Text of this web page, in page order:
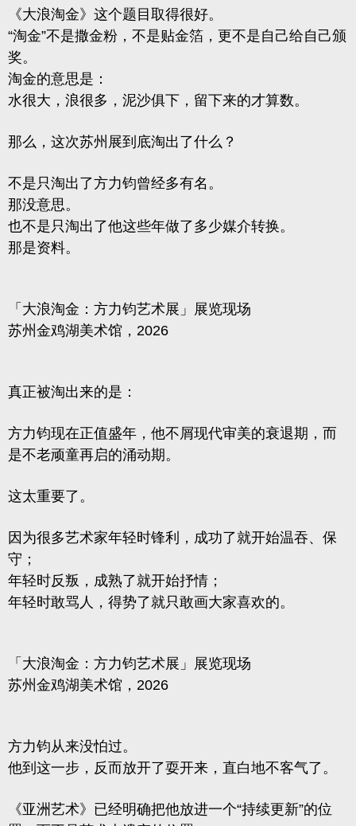
《大浪淘金》这个题目取得很好。
“淘金”不是撒金粉，不是贴金箔，更不是自己给自己颁
奖。
淘金的意思是：
水很大，浪很多，泥沙俱下，留下来的才算数。
那么， 这次苏州展到底淘出了什么？
不是只淘出了方力钧曾经多有名。
那没意思。
也不是只淘出了他这些年做了多少媒介转换。
那是资料。
「大浪淘金：方力钧艺术展」展览现场
苏州金鸡湖美术馆，2026
真正被淘出来的是：
方力钧现在正值盛年，他不屑现代审美的衰退期，而
是不老顽童再启的涌动期。
这太重要了。
因为很多艺术家年轻时锋利，成功了就开始温吞、保
守；
年轻时反叛，成熟了就开始抒情；
年轻时敢骂人，得势了就只敢画大家喜欢的。
「大浪淘金：方力钧艺术展」展览现场
苏州金鸡湖美术馆，2026
方力钧从来没怕过。
他到这一步，反而放开了耍开来，直白地不客气了。
《亚洲艺术》已经明确把他放进一个“持续更新”的位